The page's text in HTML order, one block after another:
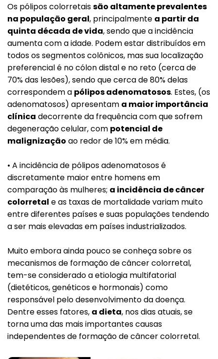
Voltar
Os pólipos colorretaissão altamente prevalentes
na população geral, principalmente a partir da
quinta década de vida, sendo que a incidência
aumenta com a idade. Podem estar distribuídos em
todos os segmentos colônicos, mas sua localização
preferencial é no cólon distal e no reto (cerca de
70% das lesões), sendo que cerca de 80% delas
correspondem a pólipos adenomatosos. Estes, (os
adenomatosos) apresentam a maior importância
clínica decorrente da frequência com que sofrem
degeneração celular, com potencial de
malignização ao redor de 10% em média.
• A incidência de pólipos adenomatosos é
discretamente maior entre homens em
comparação às mulheres; a incidência de câncer
colorretal e as taxas de mortalidade variam muito
entre diferentes países e suas populações tendendo
a ser mais elevadas em países industrializados.
Muito embora ainda pouco se conheça sobre os
mecanismos de formação de câncer colorretal,
tem-se considerado a etiologia multifatorial
(dietéticos, genéticos e hormonais) como
responsável pelo desenvolvimento da doença.
Dentre esses fatores, a dieta, nos dias atuais, se
torna uma das mais importantes causas
independentes de formação de câncer colorretal.